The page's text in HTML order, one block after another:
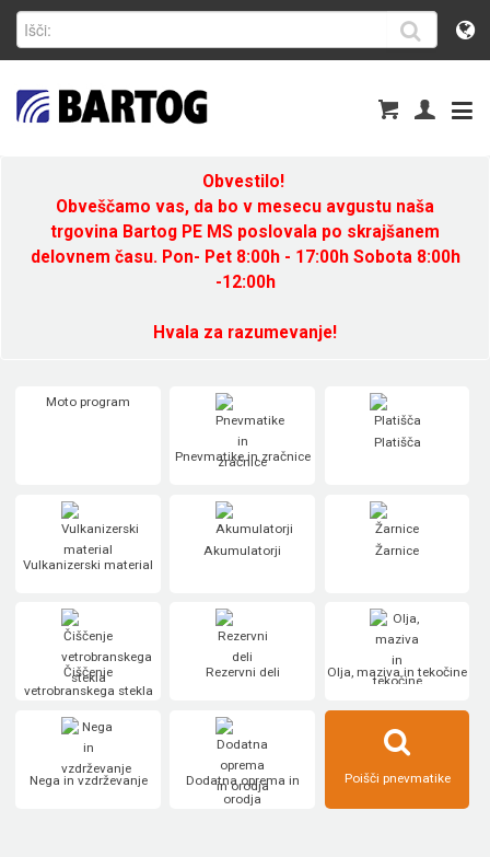
Obvestilo!
Obveščamo vas, da bo v mesecu avgustu naša
trgovina Bartog PE MS poslovala po skrajšanem
delovnem času. Pon- Pet 8:00h - 17:00h Sobota 8:00h
-12:00h
Hvala za razumevanje!
Moto program
Pnevmatike in zračnice
Platišča
Vulkanizerski material
Akumulatorji Žarnice
Čiščenje
vetrobranskega stekla
Rezervni deli Olja, maziva in tekočine
Nega in vzdrževanje
Dodatna oprema in
orodja
Poišči pnevmatike